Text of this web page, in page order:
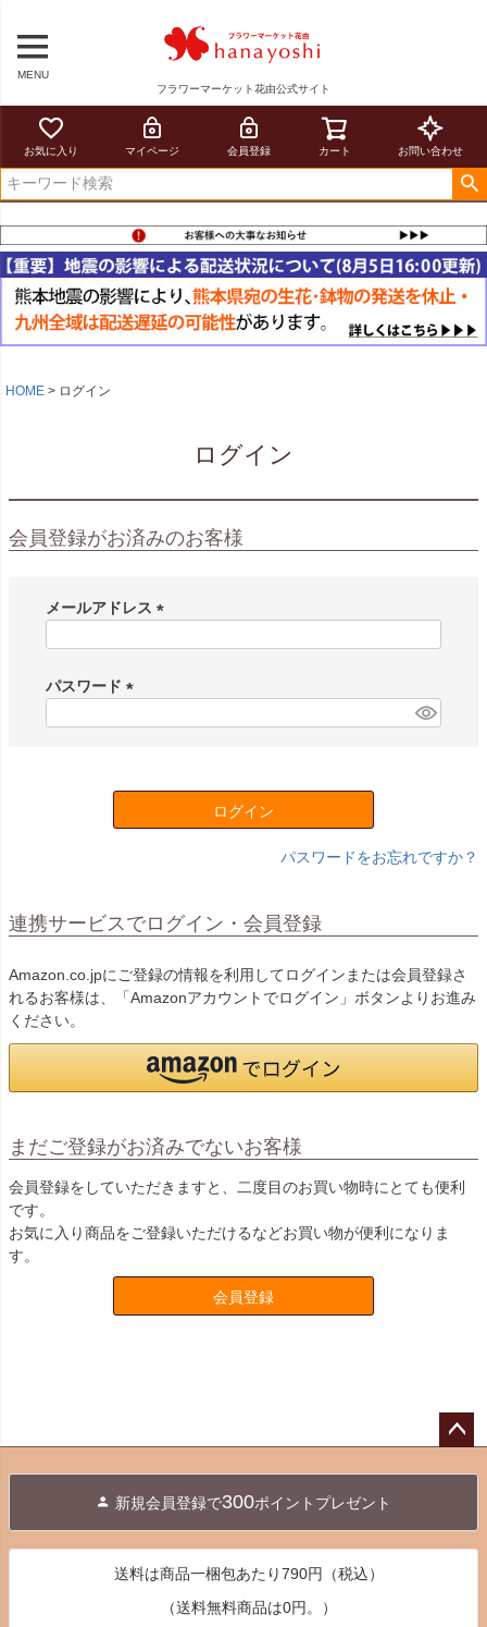
MENU
フラワーマーケット花由公式サイト
お気に入り マイページ 会員登録 カート お問い合わせ
HOME ログイン
ログイン
会員登録がお済みのお客様
メールアドレス
)
パスワード
ログイン
パスワードをお忘れですか？
連携サービスでログイン・会員登録
Amazon.co.jpにご登録の情報を利用してログインまたは会員登録さ
れるお客様は、「Amazonアカウントでログイン」ボタンよりお進み
ください。
まだご登録がお済みでないお客様
会員登録をしていただきますと、二度目のお買い物時にとても便利
です。
お気に入り商品をご登録いただけるなどお買い物が便利になりま
す。
会員登録
へ
新規会員登録で300ポイントプレゼント
送料は商品一梱包あたり790円（税込）
（送料無料商品は0円。）